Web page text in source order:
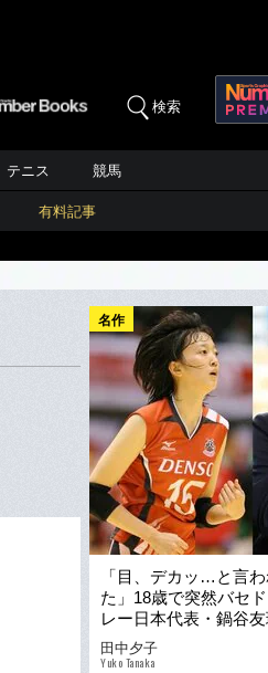
検索
テニス 競馬
有料記事
名作
「目、デカッ…と言
た」18歳で突然バセ
レー日本代表・鍋谷
薬を飲み続けてました
田中夕子
Yuko Tanaka